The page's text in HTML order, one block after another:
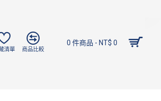
清單 商品比較
0 件商品 - NT$ 0